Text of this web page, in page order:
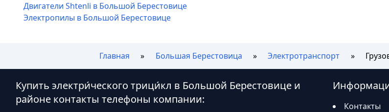
Двигатели Shtenli в Большой Берестовице
Электропилы в Большой Берестовице
Главная Большая Берестовица Электротранспорт
Купить электри́ческого трици́кл в Большой Берестовице и
районе контакты телефоны компании:
Контакты